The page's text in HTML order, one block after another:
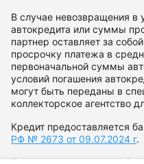
В случае невозвращения
автокредита или суммы
партнер оставляет за
просрочку платежа в
первоначальной суммы
условий погашения
могут быть переданы в
коллекторское агентство
Кредит предоставляется
РФ № 2673 от 09.07.2024 г.